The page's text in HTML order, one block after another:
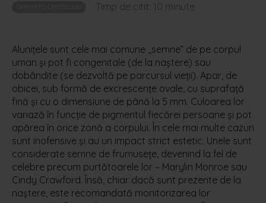
Timp de citit: 10 minute
Alunițele sunt cele mai comune „semne” de pe corpul
uman și pot fi congenitale (de la naștere) sau
dobândite (se dezvoltă pe parcursul vieții). Apar, de
obicei, sub formă de excrescențe ovale, cu suprafață
fină și cu o dimensiune de până la 5 mm. Culoarea lor
variază în funcție de pigmentul fiecărei persoane și pot
apărea în orice zonă a corpului. În cele mai multe cazuri
sunt inofensive și au un impact strict estetic. Unele sunt
considerate semne de frumusețe, devenind la fel de
celebre precum purtătoarele lor – Marylin Monroe sau
Cindy Crawford. Însă, chiar dacă sunt prezente de la
naștere, este recomandată monitorizarea lor